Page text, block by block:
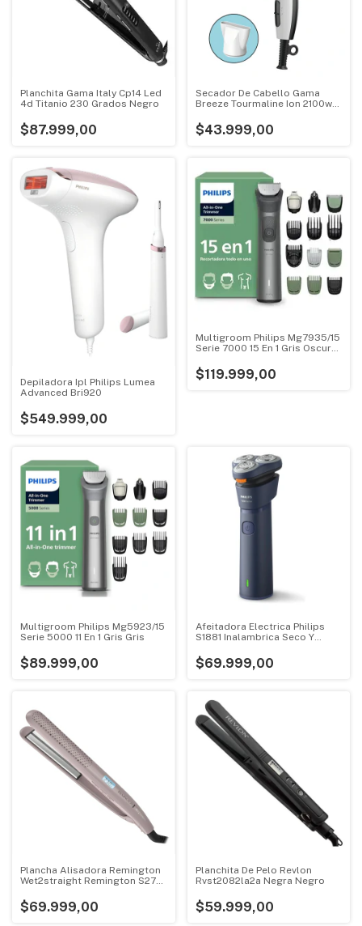
Planchita Gama Italy Cp14 Led
4d Titanio 230 Grados Negro
$87.999,00
Secador De Cabello Gama
Breeze Tourmaline Ion 2100w
$43.999,00
Depiladora Ipl Philips Lumea
Advanced Bri920
$549.999,00
Multigroom Philips Mg7935/15
Serie 7000 15 En 1 Gris Oscuro
$119.999,00
Multigroom Philips Mg5923/15
Serie 5000 11 En 1 Gris Gris
$89.999,00
Afeitadora Electrica Philips
S1881 Inalambrica Seco Y
$69.999,00
Plancha Alisadora Remington
Wet2straight Remington S27a
$69.999,00
Planchita De Pelo Revlon
Rvst2082la2a Negra Negro
$59.999,00